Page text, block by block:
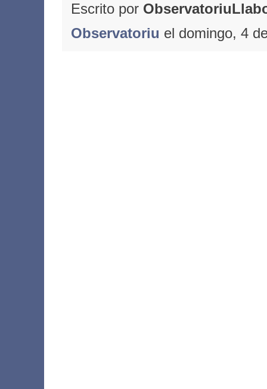
Escrito por
Observatoriu el domingo, 4